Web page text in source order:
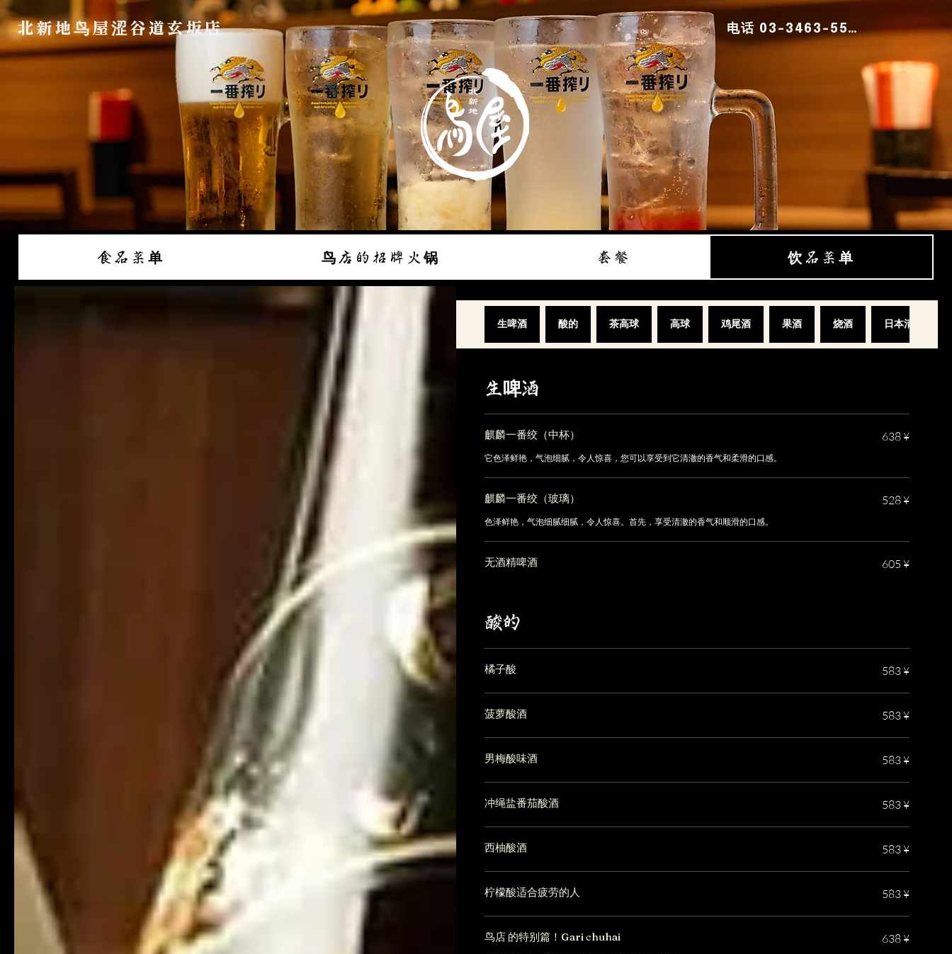
北新地鸟屋涩谷道玄坂店 电话 03-3463-5541
食品菜单 鸟店的招牌火锅 套餐 饮品菜单
生啤酒 酸的 茶高球 高球 鸡尾酒 果酒 烧酒 日本清酒
生啤酒
麒麟一番绞（中杯）
它色泽鲜艳，气泡细腻，令人惊喜，您可以享受到它清澈的香气和柔滑的口感。
638 ¥
麒麟一番绞（玻璃）
色泽鲜艳，气泡细腻细腻，令人惊喜。首先，享受清澈的香气和顺滑的口感。
528 ¥
无酒精啤酒 605 ¥
酸的
橘子酸 583 ¥
菠萝酸酒 583 ¥
男梅酸味酒 583 ¥
冲绳盐番茄酸酒 583 ¥
西柚酸酒 583 ¥
柠檬酸适合疲劳的人 583 ¥
鸟店 的特别篇！Gari chuhai 638 ¥